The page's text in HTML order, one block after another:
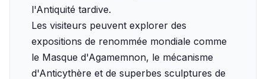
l'Antiquité tardive.
Les visiteurs peuvent explorer des
expositions de renommée mondiale comme
le Masque d'Agamemnon, le mécanisme
d'Anticythère et de superbes sculptures de